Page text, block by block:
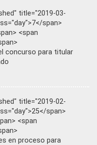
title="2019-03-
span>
<span
concurso para titular
title="2019-02-
span>
<span
en proceso para